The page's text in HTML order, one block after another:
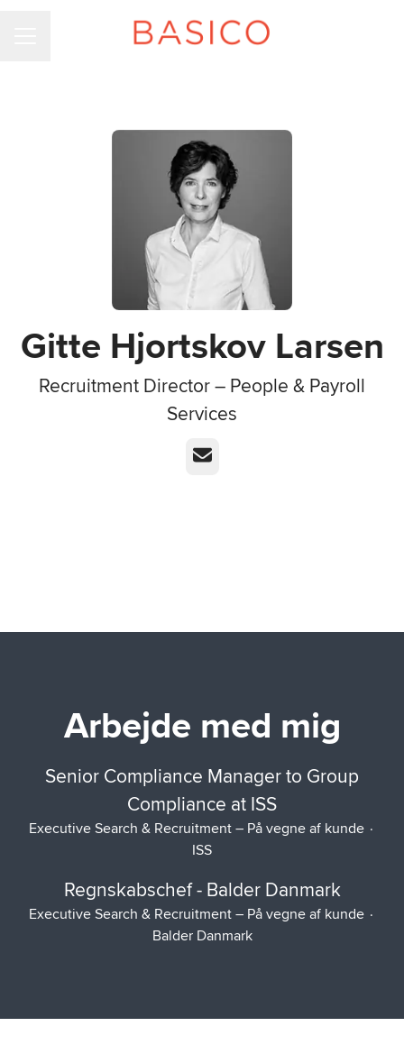
Gitte Hjortskov Larsen
Recruitment Director – People & Payroll
Services
E-mail
Arbejde med mig
Senior Compliance Manager to Group
Compliance at ISS
Executive Search & Recruitment – På vegne af kunde ·
ISS
Regnskabschef - Balder Danmark
Executive Search & Recruitment – På vegne af kunde ·
Balder Danmark